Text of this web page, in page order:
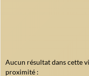
Aucun résultat dans cette
proximité :